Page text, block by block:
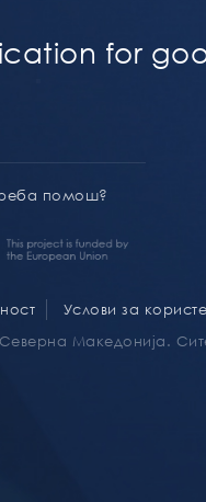
for
помош?
Услови за
Македонија.